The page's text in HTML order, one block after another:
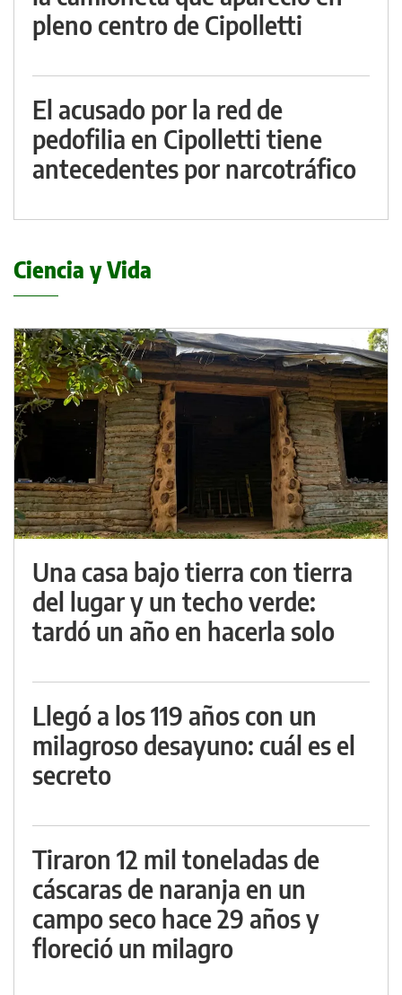
pleno centro de Cipolletti
El acusado por la red de
pedofilia en Cipolletti tiene
antecedentes por narcotráfico
Ciencia y Vida
Una casa bajo tierra con tierra
del lugar y un techo verde:
tardó un año en hacerla solo
Llegó a los 119 años con un
milagroso desayuno: cuál es el
secreto
Tiraron 12 mil toneladas de
cáscaras de naranja en un
campo seco hace 29 años y
floreció un milagro